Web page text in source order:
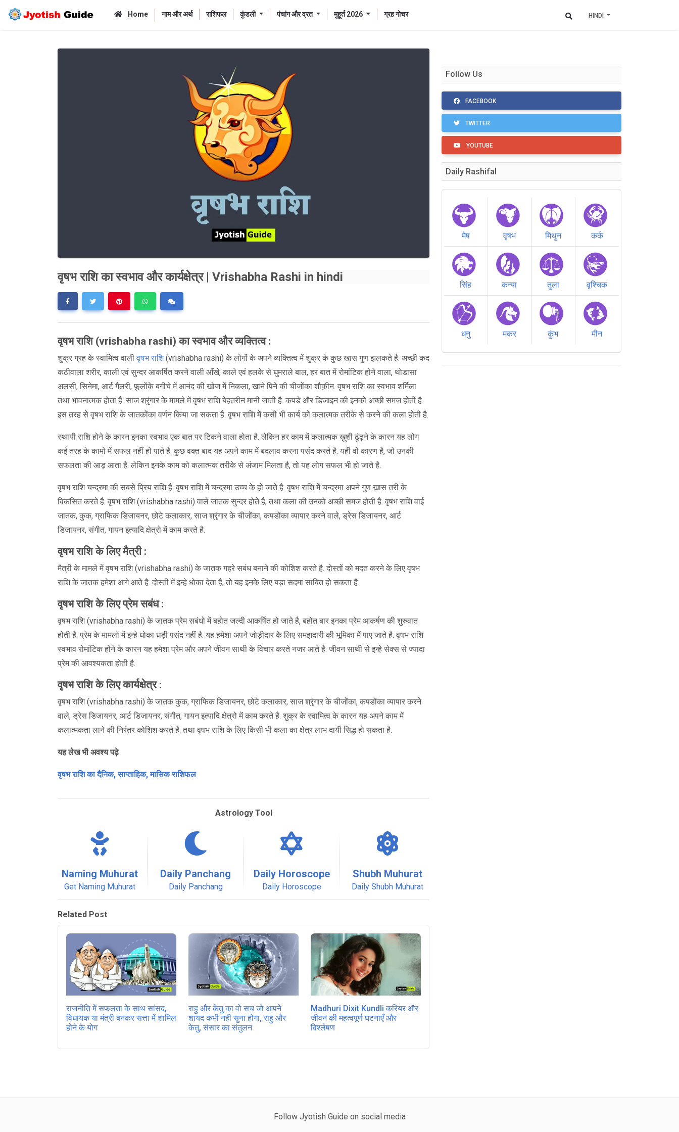
Home नाम और अर्थ राशिफल कुंडली पंचांग और व्रत मुहूर्त 2026 ग्रह गोचर HINDI
वृषभ राशि का स्वभाव और कार्यक्षेत्र | Vrishabha Rashi in hindi
वृषभ राशि (vrishabha rashi)का स्वभाव और व्यक्तित्व :
शुक्र ग्रह के स्वामित्व वालीवृषभ राशि(vrishabha rashi) के लोगों के अपने व्यक्तित्व में शुक्र के कुछ खास गुण झलकते है. अच्छी कद
कठीवाला शरीर, काली एवं सुन्दर आकर्षित करने वाली आँखे, काले एवं हलके से घुमराले बाल, हर बात में रोमांटिक होने वाला, थोडासा
अलसी, सिनेमा, आर्ट गैलरी, फूलोंके बगीचे में आनंद की खोज में निकला, खाने पिने की चीजोंका शौक़ीन. वृषभ राशि का स्वभाव शर्मिला
तथा भावनात्मक होता है. साज श्रृंगार के मामले में वृषभ राशि बेहतरीन मानी जाती है. कपडे और डिजाइन की इनको अच्छी समज होती है.
इस तरह से वृषभ राशि के जातकोंका वर्णन किया जा सकता है. वृषभ राशि में कसी भी कार्य को कलात्मक तरीके से करने की कला होती है.
स्थायी राशि होने के कारन इनका स्वभाव एक बात पर टिकने वाला होता है. लेकिन हर काम में कलात्मक ख़ुशी ढूंढ़ने के कारन यह लोग
कई तरह के कामो में सफल नहीं हो पाते है. कुछ वक्त बाद यह अपने काम में बदलाव करना पसंद करते है. यही वो कारण है, जो उनकी
सफलता की आड़ आता है. लेकिन इनके काम को कलात्मक तरीके से अंजाम मिलता है, तो यह लोग सफल भी हो जाते है.
वृषभ राशि चन्द्रमा की सबसे प्रिय राशि है. वृषभ राशि में चन्द्रमा उच्च के हो जाते है. वृषभ राशि में चन्द्रमा अपने गुण ख़ास तरी के
विकसित करते है. वृषभ राशि (vrishabha rashi) वाले जातक सुन्दर होते है, तथा कला की उनको अच्छी समज होती है. वृषभ राशि वाई
जातक, कुक, ग्राफिक डिजायनर, छोटे कलाकार, साज श्रृंगार के चीजोंका, कपडोंका व्यापार करने वाले, ड्रेस डिजायनर, आर्ट
डिजायनर, संगीत, गायन इत्यादि क्षेत्रो में काम करते है.
वृषभ राशि के लिए मैत्री :
मैत्री के मामले में वृषभ राशि (vrishabha rashi) के जातक गहरे सबंध बनाने की कोशिश करते है. दोस्तों को मदत करने के लिए वृषभ
राशि के जातक हमेशा आगे आते है. दोस्ती में इन्हे धोका देता है, तो यह इनके लिए बड़ा सदमा साबित हो सकता है.
वृषभ राशि के लिए प्रेम सबंध :
वृषभ राशि (vrishabha rashi) के जातक प्रेम सबंधो में बहोत जल्दी आकर्षित हो जाते है, बहोत बार इनका प्रेम आकर्षण की शुरुवात
होती है. प्रेम के मामलो में इन्हे धोका धड़ी पसंद नहीं है. यह हमेशा अपने जोड़ीदार के लिए समझदारी की भूमिका में पाए जाते है. वृषभ राशि
स्वभाव रोमांटिक होने के कारन यह हमेशा प्रेम और अपने जीवन साथी के विचार करते नजर आते है. जीवन साथी से इन्हे सेक्स से ज्यादा
प्रेम की आवश्यकता होती है.
वृषभ राशि के लिए कार्यक्षेत्र :
वृषभ राशि (vrishabha rashi) के जातक कुक, ग्राफिक डिजायनर, छोटे कलाकार, साज श्रृंगार के चीजोंका, कपडोंका व्यापार करने
वाले, ड्रेस डिजायनर, आर्ट डिजायनर, संगीत, गायन इत्यादि क्षेत्रो में काम करते है. शुक्र के स्वामित्व के कारन यह अपने काम में
कलात्मकता लाने की निरंतर कोशिश करते है. तथा वृषभ राशि के लिए किसी भी कला का क्षेत्र लाभ दायी सिद्ध हो सकता है.
यह लेख भी अवश्य पढ़े
वृषभ राशि का दैनिक, साप्ताहिक, मासिक राशिफल
Astrology Tool
Naming Muhurat
Get Naming Muhurat
Daily Panchang
Daily Panchang
Daily Horoscope
Daily Horoscope
Shubh Muhurat
Daily Shubh Muhurat
Related Post
राजनीति में सफलता के साथ सांसद,
विधायक या मंत्री बनकर सत्ता में शामिल
होने के योग
राहु और केतु का वो सच जो आपने
शायद कभी नही सुना होगा, राहु और
केतु, संसार का संतुलन
Madhuri Dixit Kundli करियर और
जीवन की महत्वपूर्ण घटनाएँ और
विश्लेषण
Follow Us
FACEBOOK
TWITTER
YOUTUBE
Daily Rashifal
मेष वृषभ मिथुन कर्क
सिंह कन्या तुला वृश्चिक
धनु मकर कुंभ मीन
Follow Jyotish Guide on social media